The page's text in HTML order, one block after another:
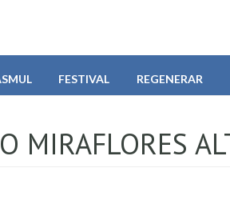
FESTIVAL REGENERAR
MIRAFLORES